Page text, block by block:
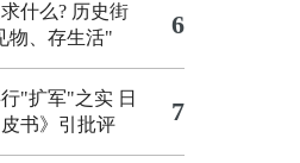
什么? 历史街
物、存生活"
6
"扩军"之实 日
书》引批评
7